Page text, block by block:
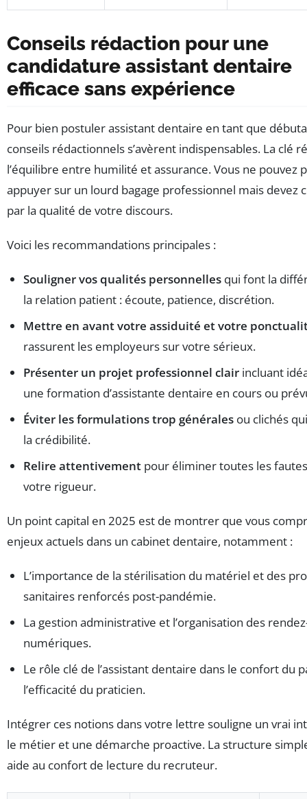
Conseils rédaction pour une
candidature assistant dentaire
efficace sans expérience
Pour bien postuler assistant dentaire en tant que
conseils rédactionnels s’avèrent indispensables. La clé
l’équilibre entre humilité et assurance. Vous ne pouvez
appuyer sur un lourd bagage professionnel mais devez
par la qualité de votre discours.
Voici les recommandations principales :
Souligner vos qualités personnelles qui font la
la relation patient : écoute, patience, discrétion.
Mettre en avant votre assiduité et votre
rassurent les employeurs sur votre sérieux.
Présenter un projet professionnel clair incluant
une formation d’assistante dentaire en cours ou
Éviter les formulations trop générales ou clichés
la crédibilité.
Relire attentivement pour éliminer toutes les
votre rigueur.
Un point capital en 2025 est de montrer que vous
enjeux actuels dans un cabinet dentaire, notamment :
L’importance de la stérilisation du matériel et des
sanitaires renforcés post-pandémie.
La gestion administrative et l’organisation des
numériques.
Le rôle clé de l’assistant dentaire dans le confort du
l’efficacité du praticien.
Intégrer ces notions dans votre lettre souligne un vrai
le métier et une démarche proactive. La structure
aide au confort de lecture du recruteur.